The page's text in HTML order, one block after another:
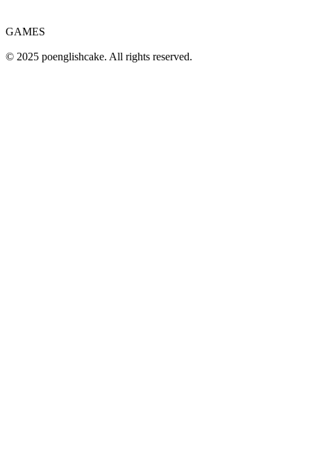
GAMES
© 2025 poenglishcake. All rights reserved.